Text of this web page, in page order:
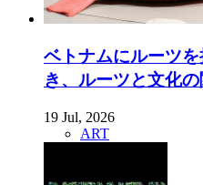
ベトナムにルーツ
き、ルーツと文化
19 Jul, 2026
ART